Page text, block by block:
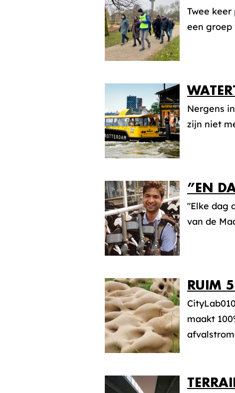
Twee
een groep
Nergens
zijn niet
”EN
"Elke dag
van de
RUIM
maakt